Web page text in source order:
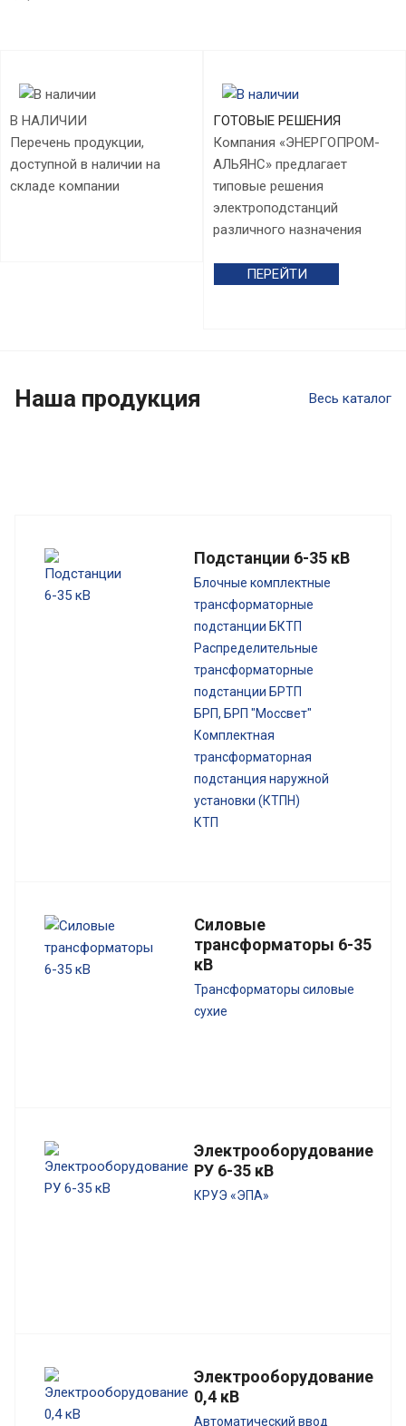
В НАЛИЧИИ
Перечень продукции,
доступной в наличии на
складе компании
ГОТОВЫЕ РЕШЕНИЯ
Компания «ЭНЕРГОПРОМ-
АЛЬЯНС» предлагает
типовые решения
электроподстанций
различного назначения
ПЕРЕЙТИ
Весь каталог
Наша продукция
Подстанции 6-35 кВ
Блочные комплектные
трансформаторные
подстанции БКТП
Распределительные
трансформаторные
подстанции БРТП
БРП, БРП "Моссвет"
Комплектная
трансформаторная
подстанция наружной
установки (КТПН)
КТП
Силовые
трансформаторы 6-35
кВ
Трансформаторы силовые
сухие
Электрооборудование
РУ 6-35 кВ
КРУЭ «ЭПА»
Электрооборудование
0,4 кВ
Автоматический ввод